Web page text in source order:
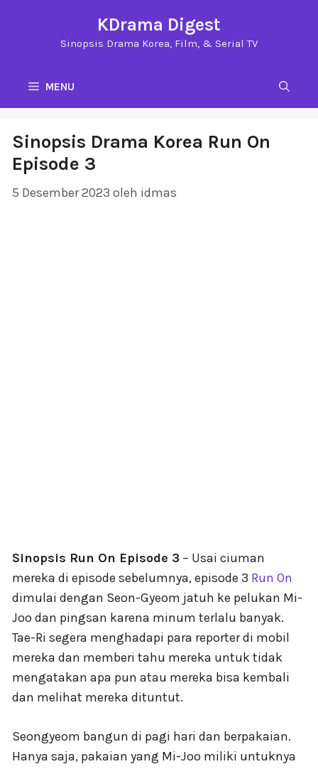
KDrama Digest
Sinopsis Drama Korea, Film, & Serial TV
MENU
Sinopsis Drama Korea Run On
Episode 3
5 Desember 2023 oleh idmas
Sinopsis Run On Episode 3 – Usai ciuman
mereka di episode sebelumnya, episode 3 Run On
dimulai dengan Seon-Gyeom jatuh ke pelukan Mi-
Joo dan pingsan karena minum terlalu banyak.
Tae-Ri segera menghadapi para reporter di mobil
mereka dan memberi tahu mereka untuk tidak
mengatakan apa pun atau mereka bisa kembali
dan melihat mereka dituntut.
Seongyeom bangun di pagi hari dan berpakaian.
Hanya saja, pakaian yang Mi-Joo miliki untuknya